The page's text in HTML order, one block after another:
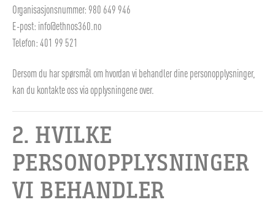
Organisasjonsnummer: 980 649 946
E-post: info@ethnos360.no
Telefon: 401 99 521
Dersom du har spørsmål om hvordan vi behandler dine personopplysninger,
kan du kontakte oss via opplysningene over.
2. HVILKE
PERSONOPPLYSNINGER
VI BEHANDLER